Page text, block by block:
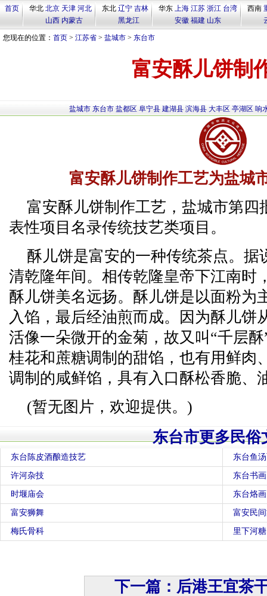
首页 华北 北京 天津 河北
山西 内蒙古
东北 辽宁 吉林
黑龙江
华东 上海 江苏 浙江 台湾
安徽 福建 山东
西南
您现在的位置： 首页 > 江苏省 > 盐城市 > 东台市
富安酥儿饼制
盐城市 东台市 盐都区 阜宁县 建湖县 滨海县 大丰区 亭湖区 响
富安酥儿饼制作工艺为盐城
富安酥儿饼制作工艺，盐城市第四
表性项目名录传统技艺类项目。
酥儿饼是富安的一种传统茶点。据
清乾隆年间。相传乾隆皇帝下江南时
酥儿饼美名远扬。酥儿饼是以面粉为
入馅，最后经油煎而成。因为酥儿饼
活像一朵微开的金菊，故又叫“千层
桂花和蔗糖调制的甜馅，也有用鲜肉
调制的咸鲜馅，具有入口酥松香脆、
(暂无图片，欢迎提供。)
东台市更多民俗
东台陈皮酒酿造技艺 东台鱼
许河杂技 东台书
时堰庙会 东台烙画
富安狮舞 富安民
梅氏骨科 里下河
下一篇：后港王宜茶